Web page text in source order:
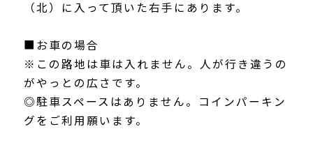
（北）に入って頂いた右手にあります。
■お車の場合
※この路地は車は入れません。人が行き違うの
がやっとの広さです。
◎駐車スペースはありません。コインパーキン
グをご利用願います。